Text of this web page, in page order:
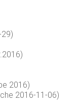
2016)
2016-11-06)